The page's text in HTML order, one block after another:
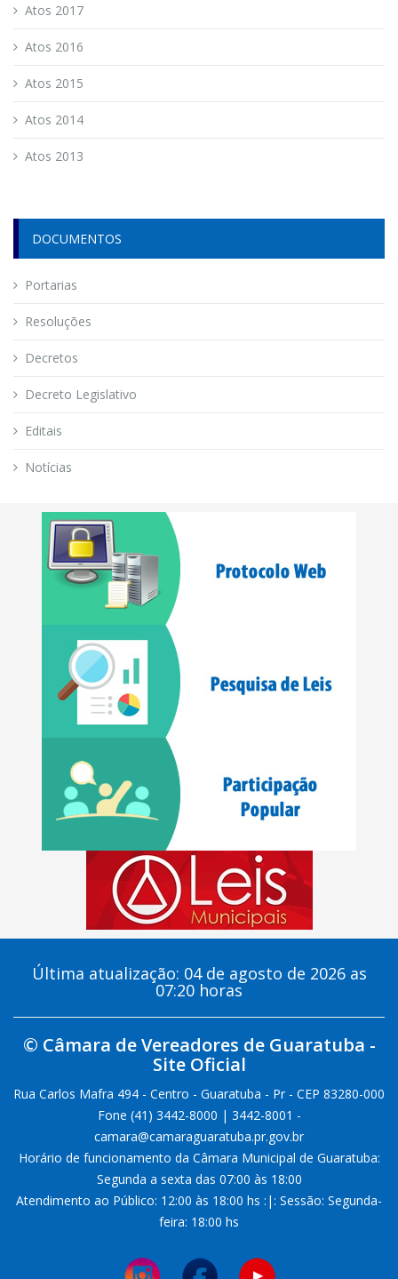
Atos 2017
Atos 2016
Atos 2015
Atos 2014
Atos 2013
DOCUMENTOS
Portarias
Resoluções
Decretos
Decreto Legislativo
Editais
Notícias
Última atualização: 04 de agosto de 2026 as
07:20 horas
© Câmara de Vereadores de Guaratuba -
Site Oficial
Rua Carlos Mafra 494 - Centro - Guaratuba - Pr - CEP 83280-000
Fone (41) 3442-8000 | 3442-8001 -
camara@camaraguaratuba.pr.gov.br
Horário de funcionamento da Câmara Municipal de Guaratuba:
Segunda a sexta das 07:00 às 18:00
Atendimento ao Público: 12:00 às 18:00 hs :|: Sessão: Segunda-
feira: 18:00 hs